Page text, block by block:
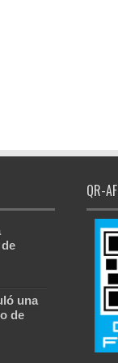
una
de
QR-